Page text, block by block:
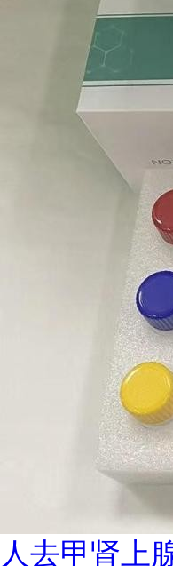
人去甲肾上